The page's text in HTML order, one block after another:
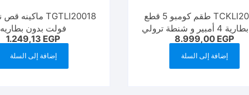
TCKLI20592 طقم كومبو 5 قطع
مع 2 بطارية 4 أمبير و شنطة ترولي
TCKLI20595
8.999,00 EGP
إضافة إلى السلة
فولت بدون بطاريه
1.249,13 EGP
إضافة إلى السلة